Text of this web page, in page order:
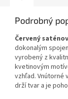
Podrobný
Červený
dokonalým
vyrobený z
kvetinovým
vzhľad. Vnútorné
drží tvar a je